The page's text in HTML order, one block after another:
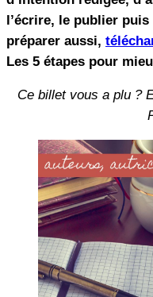
l’écrire, le publier
préparer aussi,
Les 5 étapes pour
Ce billet vous a plu ?